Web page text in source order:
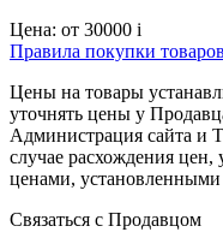
Цена: от 30000 i
Правила покупки товаров
Цены на товары
уточнять цены у
Администрация сайта и
случае расхождения
ценами,
Связаться с Продавцом